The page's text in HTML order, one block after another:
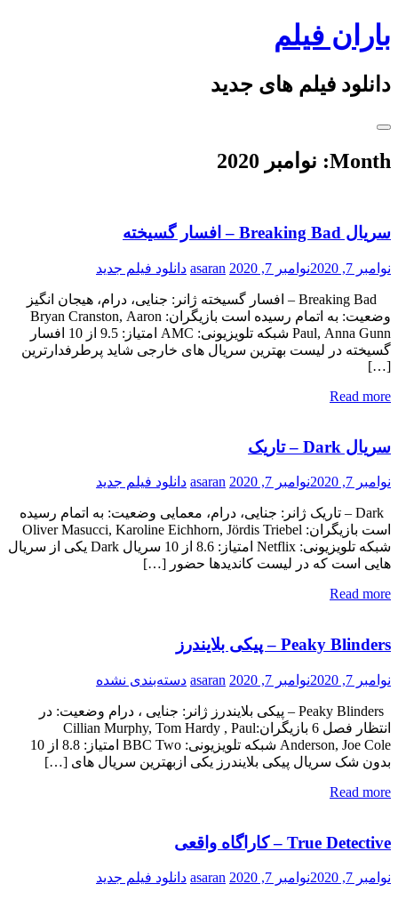
Skip
to
content
باران فیلم
دانلود فیلم های جدید
Month: نوامبر 2020
سریال Breaking Bad – افسار گسیخته
نوامبر 7, 2020 نوامبر 7, 2020 asaran دانلود فیلم جدید
Breaking Bad – افسار گسیخته ژانر: جنایی، درام، هیجان انگیز
وضعیت: به اتمام رسیده است بازیگران: Bryan Cranston, Aaron
Paul, Anna Gunn شبکه تلویزیونی: AMC امتیاز: 9.5 از 10 افسار
گسیخته در لیست بهترین سریال های خارجی شاید پرطرفدارترین
[…]
Read more
سریال Dark – تاریک
نوامبر 7, 2020 نوامبر 7, 2020 asaran دانلود فیلم جدید
Dark – تاریک ژانر: جنایی، درام، معمایی وضعیت: به اتمام رسیده
است بازیگران: Oliver Masucci, Karoline Eichhorn, Jördis Triebel
شبکه تلویزیونی: Netflix امتیاز: 8.6 از 10 سریال Dark یکی از سریال
هایی است که در لیست کاندیدها حضور […]
Read more
Peaky Blinders – پیکی بلایندرز
نوامبر 7, 2020 نوامبر 7, 2020 asaran دسته‌بندی نشده
Peaky Blinders – پیکی بلایندرز ژانر: جنایی ، درام وضعیت: در
انتظار فصل 6 بازیگران:Cillian Murphy, Tom Hardy , Paul
Anderson, Joe Cole شبکه تلویزیونی: BBC Two امتیاز: 8.8 از 10
بدون شک سریال پیکی بلایندرز یکی ازبهترین سریال های […]
Read more
True Detective – کاراگاه واقعی
نوامبر 7, 2020 نوامبر 7, 2020 asaran دانلود فیلم جدید